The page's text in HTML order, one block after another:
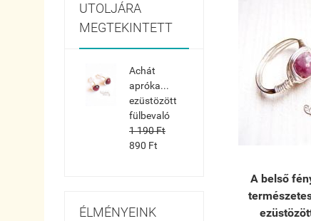
UTOLJÁRA
MEGTEKINTETT
Achát
apróka...
ezüstözött
fülbevaló
1 190 Ft
890 Ft
ÉLMÉNYEINK
A belső